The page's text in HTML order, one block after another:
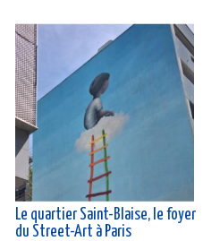
Le quartier Saint-Blaise, le foyer
du Street-Art à Paris